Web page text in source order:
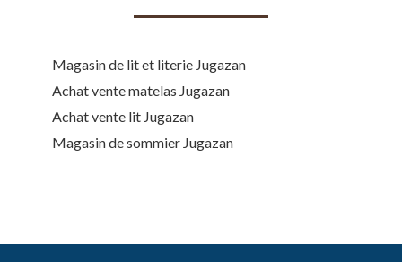
Magasin de lit et literie Jugazan
Achat vente matelas Jugazan
Achat vente lit Jugazan
Magasin de sommier Jugazan